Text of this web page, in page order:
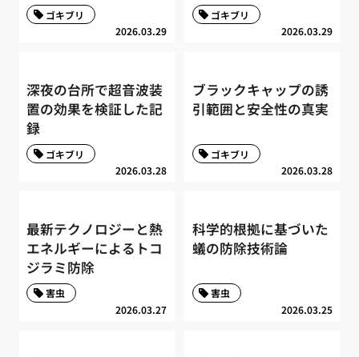
2026.03.29
ゴキブリ
2026.03.29
ゴキブリ
深夜の台所で超音波装
置の効果を検証した記
録
2026.03.28
ゴキブリ
ブラックキャップの誘
引範囲と安全性の真実
2026.03.28
ゴキブリ
最新テクノロジーと熱
エネルギーによるトコ
ジラミ防除
2026.03.27
害虫
科学的根拠に基づいた
蟻の防除技術論
2026.03.25
害虫